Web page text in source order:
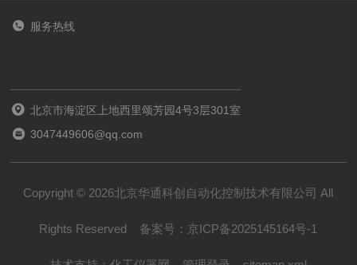
服务热线
北京市海淀区上地西里颂芳园4号3层301室
3047449606@qq.com
Copyright © 2026北京华通科创自动化控制技术有限公司 All
Rights Reserved 备案号： 京ICP备2025145164号-1